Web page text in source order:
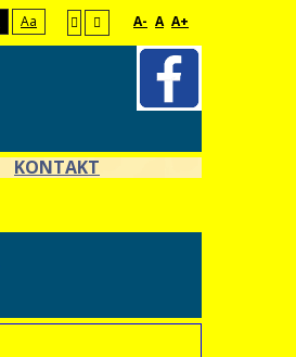
Aa A- A A+
KONTAKT